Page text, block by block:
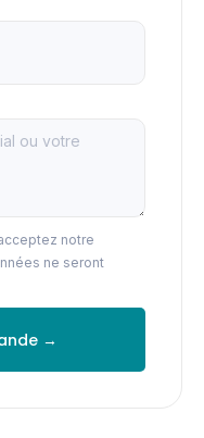
notre
ne seront
→